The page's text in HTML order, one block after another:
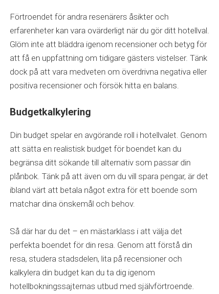
Förtroendet för andra resenärers åsikter och
erfarenheter kan vara ovärderligt när du gör ditt hotellval.
Glöm inte att bläddra igenom recensioner och betyg för
att få en uppfattning om tidigare gästers vistelser. Tänk
dock på att vara medveten om överdrivna negativa eller
positiva recensioner och försök hitta en balans.
Budgetkalkylering
Din budget spelar en avgörande roll i hotellvalet. Genom
att sätta en realistisk budget för boendet kan du
begränsa ditt sökande till alternativ som passar din
plånbok. Tänk på att även om du vill spara pengar, är det
ibland värt att betala något extra för ett boende som
matchar dina önskemål och behov.
Så där har du det – en mästarklass i att välja det
perfekta boendet för din resa. Genom att förstå din
resa, studera stadsdelen, lita på recensioner och
kalkylera din budget kan du ta dig igenom
hotellbokningssajternas utbud med självförtroende.